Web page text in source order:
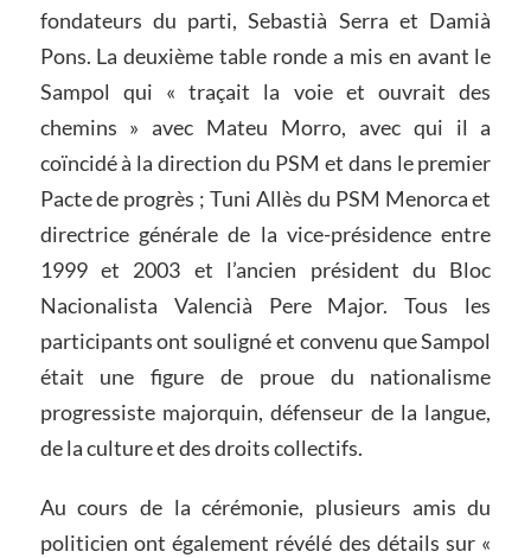
fondateurs du parti, Sebastià Serra et Damià
Pons. La deuxième table ronde a mis en avant le
Sampol qui « traçait la voie et ouvrait des
chemins » avec Mateu Morro, avec qui il a
coïncidé à la direction du PSM et dans le premier
Pacte de progrès ; Tuni Allès du PSM Menorca et
directrice générale de la vice-présidence entre
1999 et 2003 et l’ancien président du Bloc
Nacionalista Valencià Pere Major. Tous les
participants ont souligné et convenu que Sampol
était une figure de proue du nationalisme
progressiste majorquin, défenseur de la langue,
de la culture et des droits collectifs.
Au cours de la cérémonie, plusieurs amis du
politicien ont également révélé des détails sur «